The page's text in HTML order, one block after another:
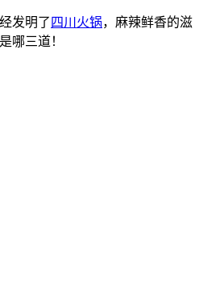
发明了 四川火锅，麻辣鲜香的滋
哪三道！